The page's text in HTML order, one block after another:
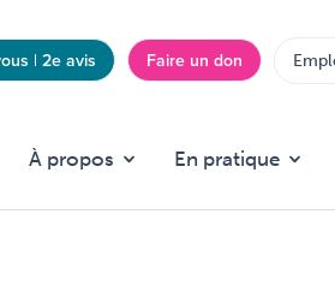
| 2e avis Faire un don
À propos En pratique